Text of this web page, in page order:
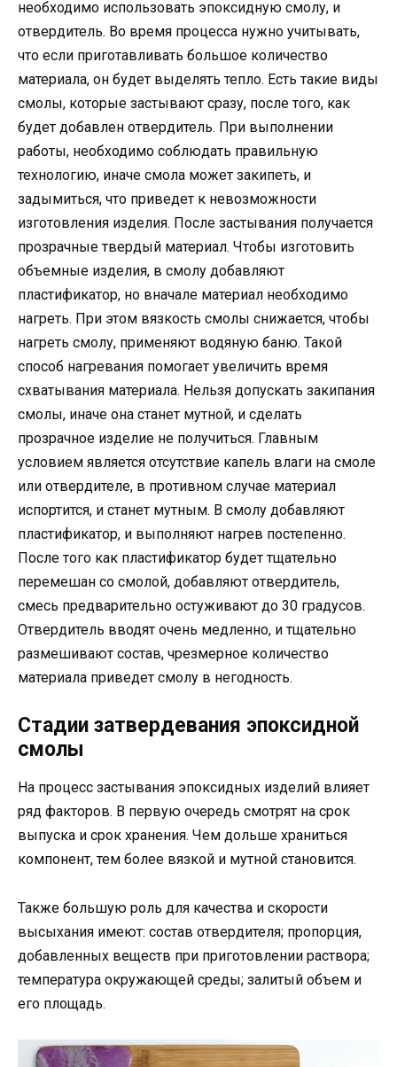
необходимо использовать эпоксидную смолу, и
отвердитель. Во время процесса нужно учитывать,
что если приготавливать большое количество
материала, он будет выделять тепло. Есть такие виды
смолы, которые застывают сразу, после того, как
будет добавлен отвердитель. При выполнении
работы, необходимо соблюдать правильную
технологию, иначе смола может закипеть, и
задымиться, что приведет к невозможности
изготовления изделия. После застывания получается
прозрачные твердый материал. Чтобы изготовить
объемные изделия, в смолу добавляют
пластификатор, но вначале материал необходимо
нагреть. При этом вязкость смолы снижается, чтобы
нагреть смолу, применяют водяную баню. Такой
способ нагревания помогает увеличить время
схватывания материала. Нельзя допускать закипания
смолы, иначе она станет мутной, и сделать
прозрачное изделие не получиться. Главным
условием является отсутствие капель влаги на смоле
или отвердителе, в противном случае материал
испортится, и станет мутным. В смолу добавляют
пластификатор, и выполняют нагрев постепенно.
После того как пластификатор будет тщательно
перемешан со смолой, добавляют отвердитель,
смесь предварительно остуживают до 30 градусов.
Отвердитель вводят очень медленно, и тщательно
размешивают состав, чрезмерное количество
материала приведет смолу в негодность.
Стадии затвердевания эпоксидной
смолы
На процесс застывания эпоксидных изделий влияет
ряд факторов. В первую очередь смотрят на срок
выпуска и срок хранения. Чем дольше храниться
компонент, тем более вязкой и мутной становится.
Также большую роль для качества и скорости
высыхания имеют: состав отвердителя; пропорция,
добавленных веществ при приготовлении раствора;
температура окружающей среды; залитый объем и
его площадь.